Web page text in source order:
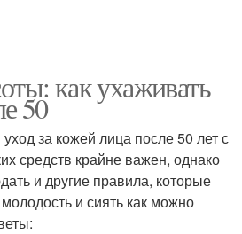
как ухаживать
50
за кожей лица после 50 лет с
средств крайне важен, однако
и другие правила, которые
и сиять как можно